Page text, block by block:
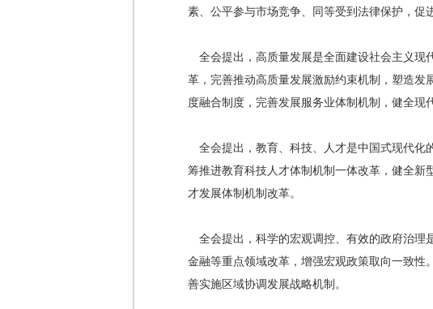
素、公平参与市场竞争、同等受到法律保护，促
全会提出，高质量发展是全面建设社会主义现
革，完善推动高质量发展激励约束机制，塑造
度融合制度，完善发展服务业体制机制，健全现
全会提出，教育、科技、人才是中国式现代化
筹推进教育科技人才体制机制一体改革，健全新
才发展体制机制改革。
全会提出，科学的宏观调控、有效的政府治理
金融等重点领域改革，增强宏观政策取向一致
善实施区域协调发展战略机制。